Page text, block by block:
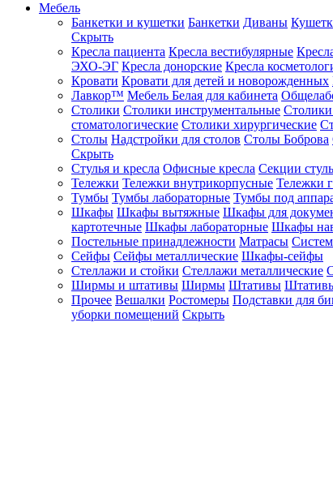
Мебель
Банкетки и кушетки Банкетки Диваны
Скрыть
Кресла пациента Кресла вестибулярные
ЭХО-ЭГ Кресла донорские Кресла
Кровати Кровати для детей и новорожденных
Лавкор™ Мебель Белая для кабинета
Столики Столики инструментальные
стоматологические Столики хирургические
Столы Надстройки для столов Столы Боброва
Скрыть
Стулья и кресла Офисные кресла Секции
Тележки Тележки внутрикорпусные Тележки
Тумбы Тумбы лабораторные Тумбы под
Шкафы Шкафы вытяжные Шкафы для
картотечные Шкафы лабораторные Шкафы
Постельные принадлежности Матрасы
Сейфы Сейфы металлические Шкафы-сейфы
Стеллажи и стойки Стеллажи металлические
Ширмы и штативы Ширмы Штативы
Прочее Вешалки Ростомеры Подставки для
уборки помещений Скрыть